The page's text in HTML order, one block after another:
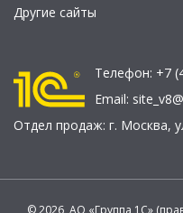
Другие сайты
Телефон: +7
Email:
Отдел продаж: г. Москва,